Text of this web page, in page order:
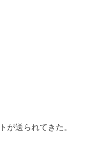
が送られてきた。